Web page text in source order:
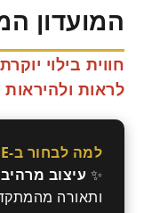
המועדון
חווית בילוי
לראות ולהיראות
למה לבחור ב-FACE?
✨ עיצוב
ותאורה